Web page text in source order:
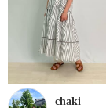
chaki